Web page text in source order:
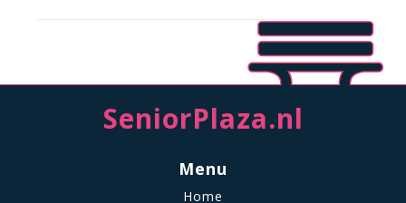
SeniorPlaza.nl
Menu
Home